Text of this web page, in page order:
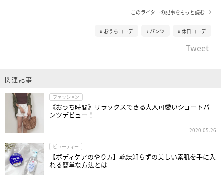
このライターの記事をもっと読む
おうちコーデ パンツ 休日コーデ
Tweet
関連記事
ファッション
《おうち時間》リラックスできる大人可愛いショートパ
ンツデビュー！
2020.05.26
ビューティー
【ボディケアのやり方】乾燥知らずの美しい素肌を手に入
れる簡単な方法とは